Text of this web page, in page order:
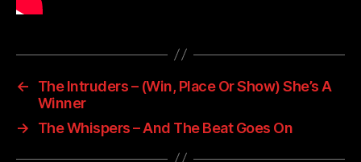
←
The Intruders – (Win, Place Or Show) She’s A
Winner
→
The Whispers – And The Beat Goes On